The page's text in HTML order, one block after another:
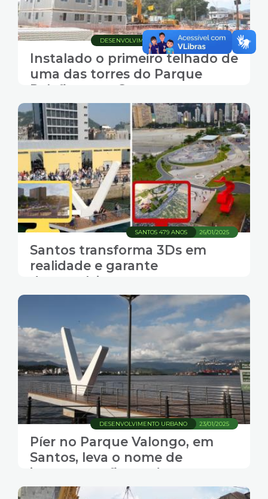
31/08/2025
DESENVOLVIMENTO URBANO
Instalado o primeiro telhado de
uma das torres do Parque
Palafitas, em Santos
26/01/2025
SANTOS 479 ANOS
Santos transforma 3Ds em
realidade e garante
desenvolvimento com
qualidade de vida
23/01/2025
DESENVOLVIMENTO URBANO
Píer no Parque Valongo, em
Santos, leva o nome de
importante figura do setor
portuário